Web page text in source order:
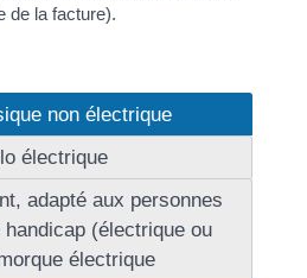
de la facture).
non électrique
électrique
adapté aux personnes
(électrique ou
électrique